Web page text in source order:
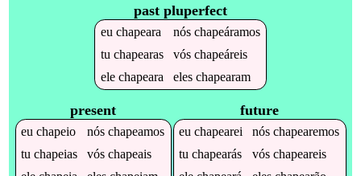
past pluperfect
eu chapeara nós chapeáramos
tu chapearas vós chapeáreis
ele chapeara eles chapearam
present
euchapeio nóschapeamos
tuchapeias vóschapeais
future
euchapearei nóschapearemos
tuchapearás vóschapeareis